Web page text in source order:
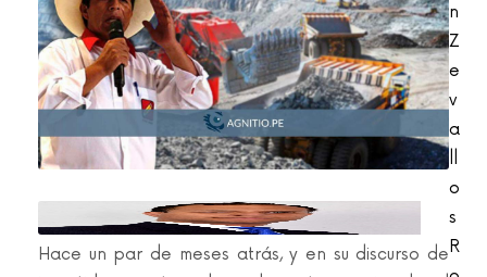
n
Z
e
v
a
ll
o
s
R
Hace un par de meses atrás, y en su discurso de